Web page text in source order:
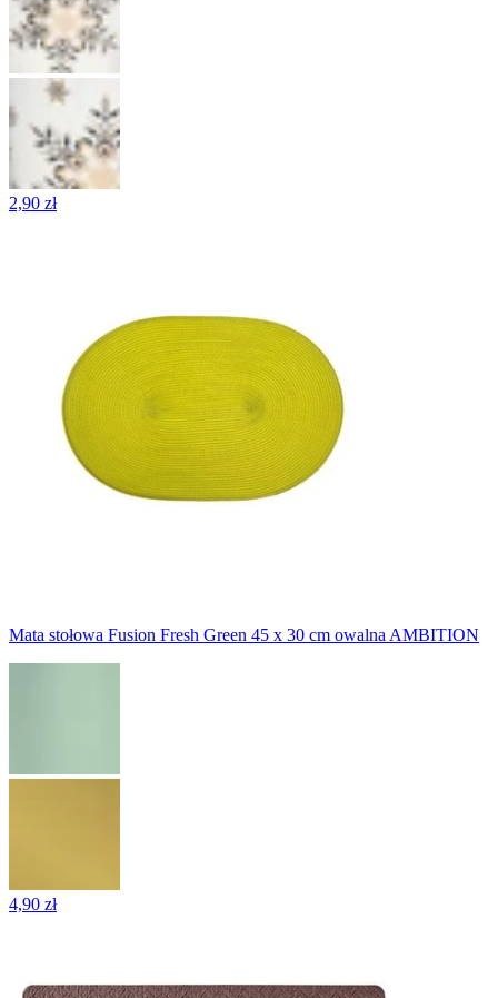
2,90 zł
Mata stołowa Fusion Fresh Green 45 x 30 cm owalna AMBITION
4,90 zł